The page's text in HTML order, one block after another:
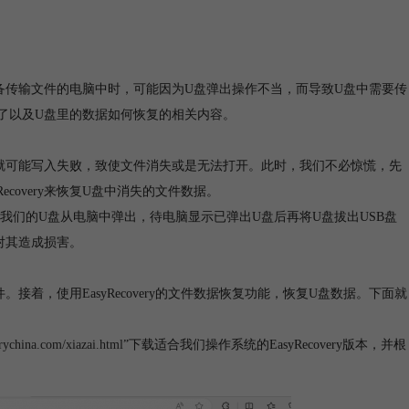
输文件的电脑中时，可能因为U盘弹出操作不当，而导致U盘中需要传
及U盘里的数据如何恢复的相关内容。
能写入失败，致使文件消失或是无法打开。此时，我们不必惊慌，先
来恢复U盘中消失的文件数据。
的U盘从电脑中弹出，待电脑显示已弹出U盘后再将U盘拔出USB盘
造成损害。
接着，使用EasyRecovery的文件数据恢复功能，恢复U盘数据。下面就
xiazai.html ”下载适合我们操作系统的EasyRecovery版本，并根